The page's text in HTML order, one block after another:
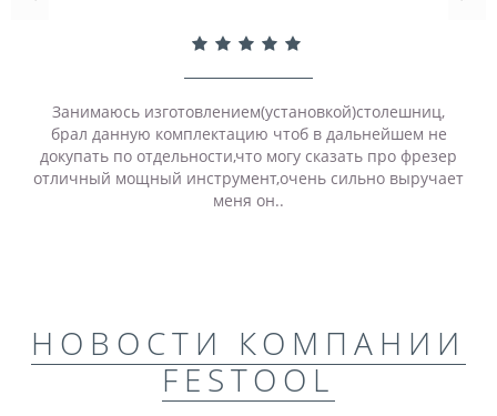
Занимаюсь изготовлением(установкой)столешниц,
брал данную комплектацию чтоб в дальнейшем не
докупать по отдельности,что могу сказать про фрезер
отличный мощный инструмент,очень сильно выручает
меня он..
НОВОСТИ КОМПАНИИ
FESTOOL